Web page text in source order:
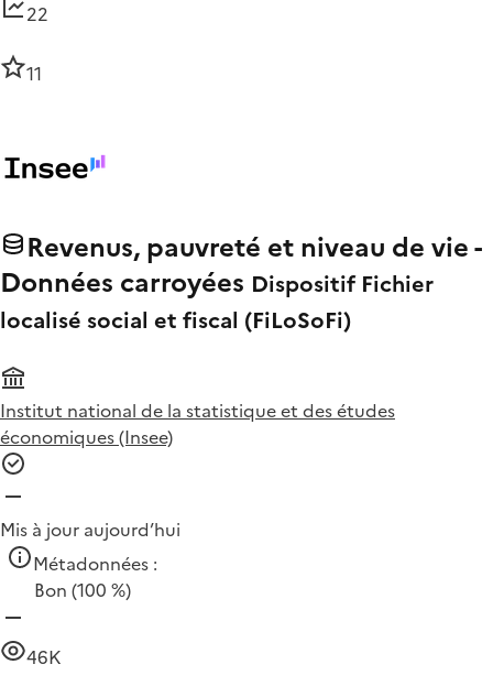
22
11
Revenus, pauvreté et niveau de vie -
Données carroyées Dispositif Fichier
localisé social et fiscal (FiLoSoFi)
Institut national de la statistique et des études
économiques (Insee)
Mis à jour aujourd’hui
Métadonnées :
Bon (100 %)
46K